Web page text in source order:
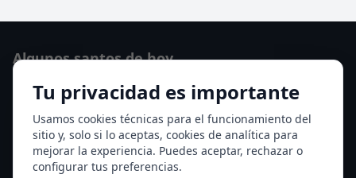
Tu privacidad es importante
Usamos cookies técnicas para el funcionamiento del
sitio y, solo si lo aceptas, cookies de analítica para
mejorar la experiencia. Puedes aceptar, rechazar o
configurar tus preferencias.
Algunos santos de hoy
San Osvaldo de Maserfield
Santa Edith Stein (Sor Teresa Benedicta de la Cruz)
Ver todos los santos de hoy